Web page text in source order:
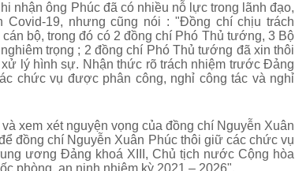
nhận ông Phúc đã có nhiều nỗ lực trong lãnh đạo,
Covid-19, nhưng cũng nói : "Đồng chí chịu trách
bộ, trong đó có 2 đồng chí Phó Thủ tướng, 3 Bộ
trọng ; 2 đồng chí Phó Thủ tướng đã xin thôi
lý hình sự. Nhận thức rõ trách nhiệm trước Đảng
chức vụ được phân công, nghỉ công tác và nghỉ
xem xét nguyện vọng của đồng chí Nguyễn Xuân
đồng chí Nguyễn Xuân Phúc thôi giữ các chức vụ
ương Đảng khoá XIII, Chủ tịch nước Cộng hòa
phòng, an ninh nhiệm kỳ 2021 – 2026".